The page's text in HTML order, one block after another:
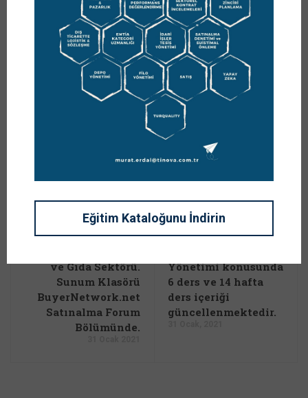
Prof. Dr. Murat ERDAL, sürdürülebilir büyüme ve tedarik
zinciri yönetimi alanlarındaki uzmanlığıyla şirketlere
danışmanlık desteği sağlar; kurumsal gelişim
programlarını uçtan uca yönetir. Stratejik yönetim
perspektifiyle şirketlerin kritik süreçlerini görünür kılar;
karar alma, kontrol ve uygulama disiplinini ölçülebilir
çıktılarla destekler. Danışmanlık yaklaşımını, şirketle
birlikte değer üretmeye ve kalıcı yönetim disiplini
Önceki Yazı
ve Gıda Sektörü.
Sunum Klasörü
BuyerNetwork.net
Satınalma Forum
Bölümünde.
Yönetimi konusunda
6 ders ve 14 hafta
ders içeriği
güncellenmektedir.
Eğitim Kataloğunu İndirin